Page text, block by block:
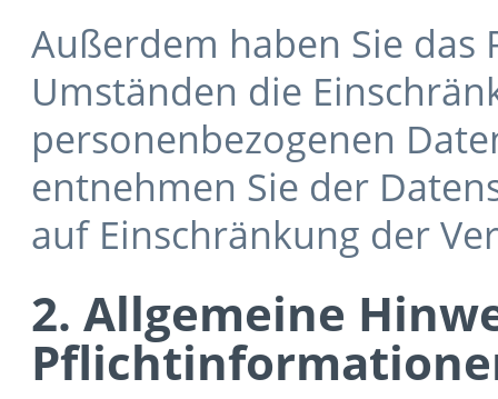
Außerdem haben Sie
Umständen die
personenbezogenen
entnehmen Sie der
auf Einschränkung der
2. Allgemeine